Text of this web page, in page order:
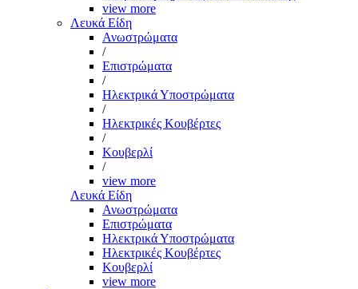
view more
Λευκά Είδη
Ανωστρώματα
/
Επιστρώματα
/
Ηλεκτρικά Υποστρώματα
/
Ηλεκτρικές Κουβέρτες
/
Κουβερλί
/
view more
Λευκά Είδη
Ανωστρώματα
Επιστρώματα
Ηλεκτρικά Υποστρώματα
Ηλεκτρικές Κουβέρτες
Κουβερλί
view more